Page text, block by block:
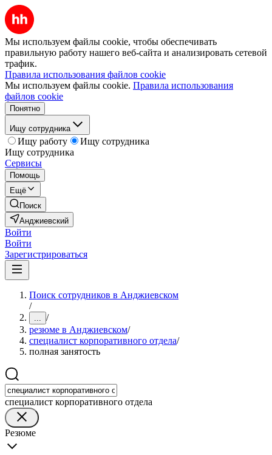
Мы используем файлы cookie, чтобы обеспечивать
правильную работу нашего веб-сайта и анализировать сетевой
трафик.
Правила использования файлов cookie
Мы используем файлы cookie. Правила использования
файлов cookie
Понятно
Ищу сотрудника
Ищу работу
Ищу сотрудника
Ищу сотрудника
Сервисы
Помощь
Ещё
Поиск
Анджиевский
Войти
Войти
Зарегистрироваться
Поиск сотрудников в Анджиевском
/
... /
резюме в Анджиевском/
специалист корпоративного отдела/
полная занятость
специалист корпоративного отдела
Резюме